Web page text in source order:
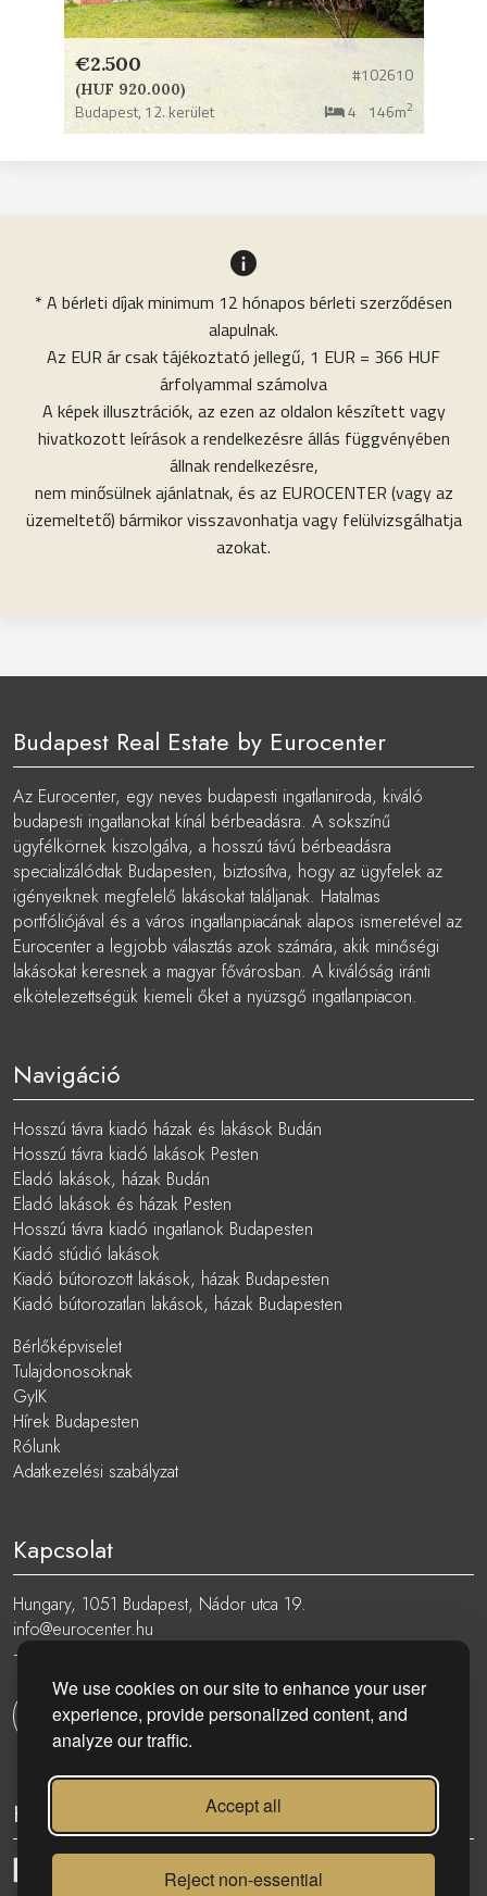
We use cookies on our site to enhance your user
experience, provide personalized content, and
analyze our traffic.
Accept all
Reject non-essential
€2.500
(HUF 920.000)
#102610
Budapest, 12. kerület 4 146m2
* A bérleti díjak minimum 12 hónapos bérleti szerződésen
alapulnak.
Az EUR ár csak tájékoztató jellegű, 1 EUR = 366 HUF
árfolyammal számolva
A képek illusztrációk, az ezen az oldalon készített vagy
hivatkozott leírások a rendelkezésre állás függvényében
állnak rendelkezésre,
nem minősülnek ajánlatnak, és az EUROCENTER (vagy az
üzemeltető) bármikor visszavonhatja vagy felülvizsgálhatja
azokat.
Budapest Real Estate by Eurocenter
Az Eurocenter, egy neves budapesti ingatlaniroda, kiváló
budapesti ingatlanokat kínál bérbeadásra. A sokszínű
ügyfélkörnek kiszolgálva, a hosszú távú bérbeadásra
specializálódtak Budapesten, biztosítva, hogy az ügyfelek az
igényeiknek megfelelő lakásokat találjanak. Hatalmas
portfóliójával és a város ingatlanpiacának alapos ismeretével az
Eurocenter a legjobb választás azok számára, akik minőségi
lakásokat keresnek a magyar fővárosban. A kiválóság iránti
elkötelezettségük kiemeli őket a nyüzsgő ingatlanpiacon.
Navigáció
Hosszú távra kiadó házak és lakások Budán
Hosszú távra kiadó lakások Pesten
Eladó lakások, házak Budán
Eladó lakások és házak Pesten
Hosszú távra kiadó ingatlanok Budapesten
Kiadó stúdió lakások
Kiadó bútorozott lakások, házak Budapesten
Kiadó bútorozatlan lakások, házak Budapesten
Bérlőképviselet
Tulajdonosoknak
GyIK
Hírek Budapesten
Rólunk
Adatkezelési szabályzat
Kapcsolat
Hungary, 1051 Budapest, Nádor utca 19.
info@eurocenter.hu
+36 20 919 0005
Kapcsolatfelvétel
Kövess minket: